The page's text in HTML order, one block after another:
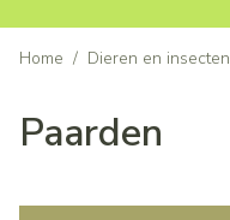
Home / Dieren en insecten
Paarden